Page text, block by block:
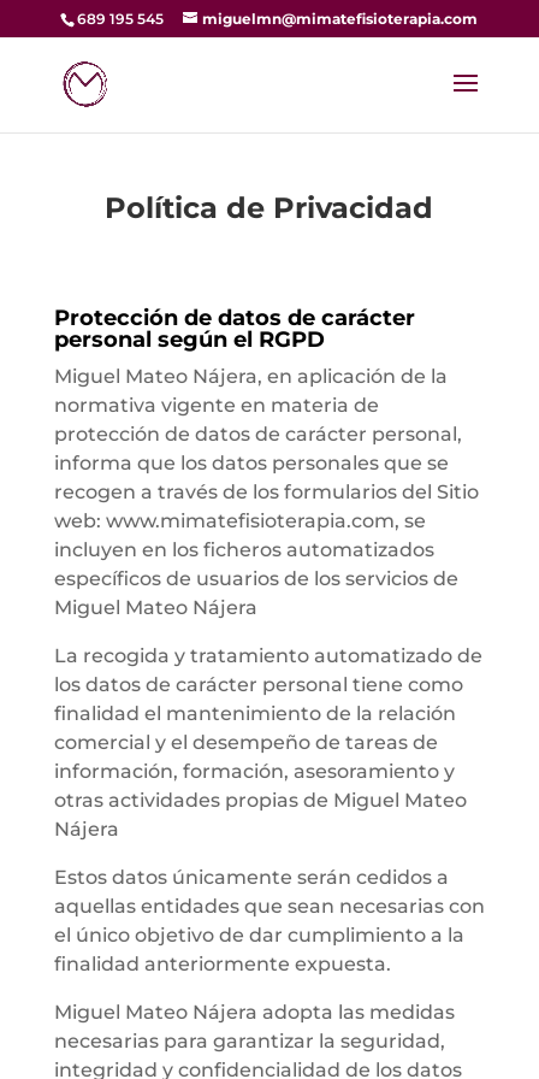
689 195 545 miguelmn@mimatefisioterapia.com
Política de Privacidad
Protección de datos de carácter
personal según el RGPD
Miguel Mateo Nájera, en aplicación de la
normativa vigente en materia de
protección de datos de carácter personal,
informa que los datos personales que se
recogen a través de los formularios del Sitio
web: www.mimatefisioterapia.com, se
incluyen en los ficheros automatizados
específicos de usuarios de los servicios de
Miguel Mateo Nájera
La recogida y tratamiento automatizado de
los datos de carácter personal tiene como
finalidad el mantenimiento de la relación
comercial y el desempeño de tareas de
información, formación, asesoramiento y
otras actividades propias de Miguel Mateo
Nájera
Estos datos únicamente serán cedidos a
aquellas entidades que sean necesarias con
el único objetivo de dar cumplimiento a la
finalidad anteriormente expuesta.
Miguel Mateo Nájera adopta las medidas
necesarias para garantizar la seguridad,
integridad y confidencialidad de los datos